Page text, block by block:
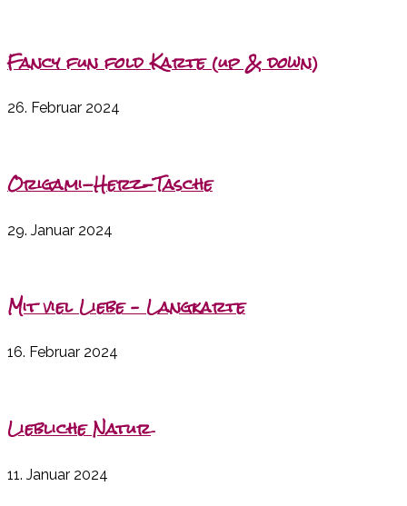
Fancy fun fold Karte (up & down)
26. Februar 2024
Origami-Herz-Tasche
29. Januar 2024
Mit viel Liebe – Langkarte
16. Februar 2024
Liebliche Natur
11. Januar 2024